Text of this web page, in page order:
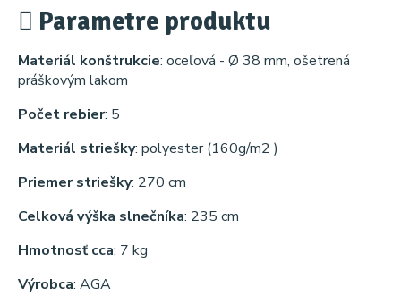
Parametre produktu
Materiál konštrukcie: oceľová - Ø 38 mm, ošetrená
práškovým lakom
Počet rebier: 5
Materiál striešky: polyester (160g/m2 )
Priemer striešky: 270 cm
Celková výška slnečníka: 235 cm
Hmotnosť cca: 7 kg
Výrobca: AGA